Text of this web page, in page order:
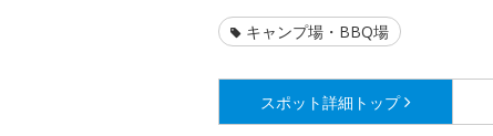
キャンプ場・BBQ場
スポット詳細 トップ